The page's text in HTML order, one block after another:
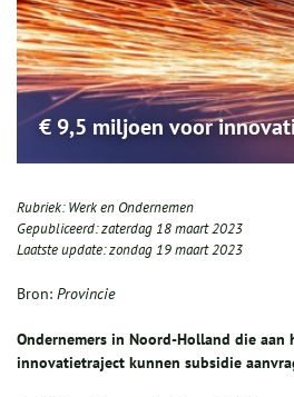
€ 9,5 miljoen voor
Rubriek:Werk en Ondernemen
Gepubliceerd:zaterdag 18 maart 2023
Laatste update:zondag 19 maart 2023
Bron: Provincie
Ondernemers in Noord-Holland die aan
innovatietraject kunnen subsidie